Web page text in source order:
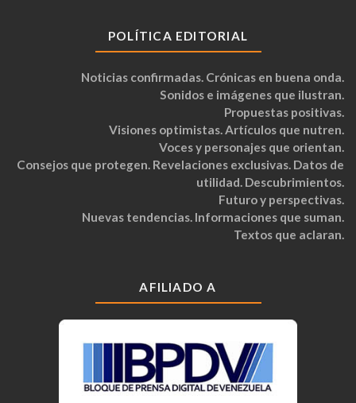
POLÍTICA EDITORIAL
Noticias confirmadas. Crónicas en buena onda.
Sonidos e imágenes que ilustran.
Propuestas positivas.
Visiones optimistas. Artículos que nutren.
Voces y personajes que orientan.
Consejos que protegen. Revelaciones exclusivas. Datos de
utilidad. Descubrimientos.
Futuro y perspectivas.
Nuevas tendencias. Informaciones que suman.
Textos que aclaran.
AFILIADO A